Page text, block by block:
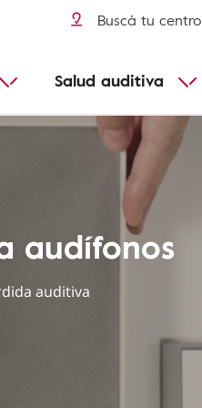
Buscá tu centro
Salud auditiva
audífonos
auditiva